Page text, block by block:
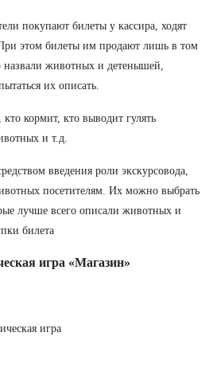
покупают билеты у кассира, ходят
этом билеты им продают лишь в том
назвали животных и детенышей,
их описать.
кормит, кто выводит гулять
и т.д.
введения роли экскурсовода,
посетителям. Их можно выбрать
лучше всего описали животных и
билета
игра «Магазин»
игра